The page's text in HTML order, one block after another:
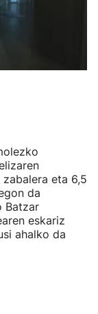
eta 6,5
da
Batzar
eskariz
ahalko da